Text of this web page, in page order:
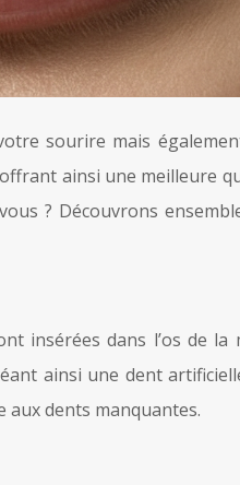
sourire mais
ainsi une meilleure
? Découvrons
insérées dans l’os de
ainsi une dent
dents manquantes.